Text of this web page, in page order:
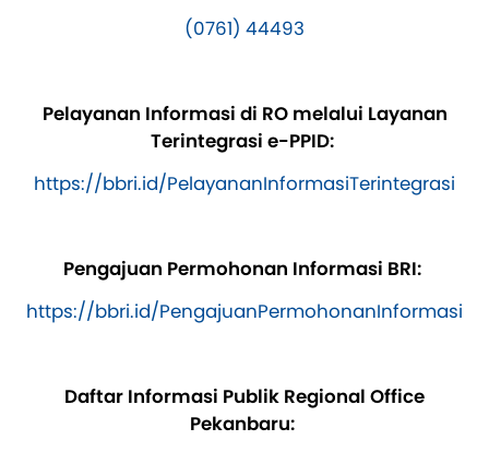
(0761) 44493
Pelayanan Informasi di RO melalui Layanan
Terintegrasi e-PPID:
https://bbri.id/PelayananInformasiTerintegrasi
Pengajuan Permohonan Informasi BRI:
https://bbri.id/PengajuanPermohonanInformasi
Daftar Informasi Publik Regional Office
Pekanbaru: